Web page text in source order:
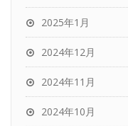
2025年1月
2024年12月
2024年11月
2024年10月